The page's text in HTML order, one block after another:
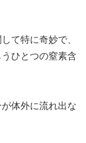
て特に奇妙で、
ひとつの窒素含
体外に流れ出な